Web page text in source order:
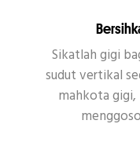
Sikatlah gigi
sudut vertikal
mahkota